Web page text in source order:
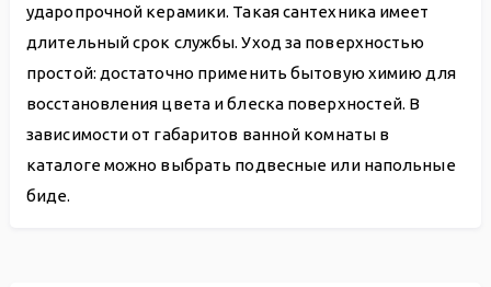
ударопрочной керамики. Такая сантехника имеет
длительный срок службы. Уход за поверхностью
простой: достаточно применить бытовую химию для
восстановления цвета и блеска поверхностей. В
зависимости от габаритов ванной комнаты в
каталоге можно выбрать подвесные или напольные
биде.